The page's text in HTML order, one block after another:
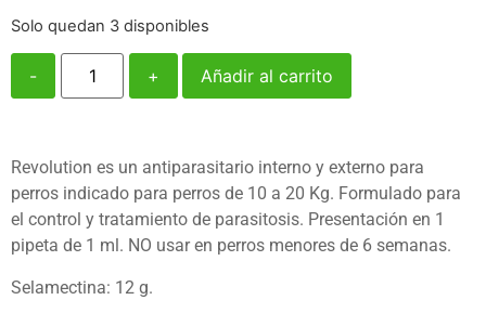
Solo quedan 3 disponibles
- + Añadir al carrito
Revolution es un antiparasitario interno y externo para
perros indicado para perros de 10 a 20 Kg. Formulado para
el control y tratamiento de parasitosis. Presentación en 1
pipeta de 1 ml. NO usar en perros menores de 6 semanas.
Selamectina: 12 g.